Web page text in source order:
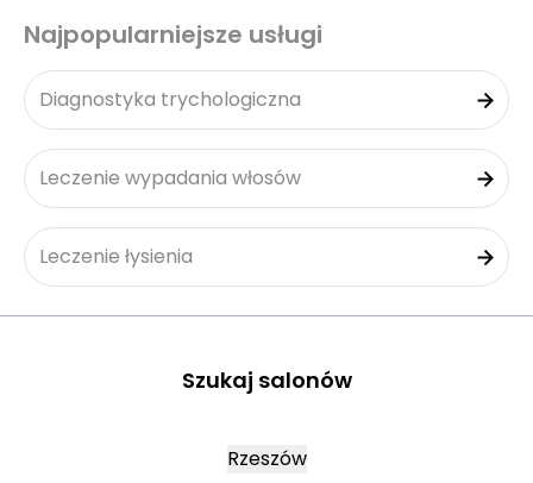
Najpopularniejsze usługi
Diagnostyka trychologiczna
Leczenie wypadania włosów
Leczenie łysienia
Szukaj salonów
Rzeszów